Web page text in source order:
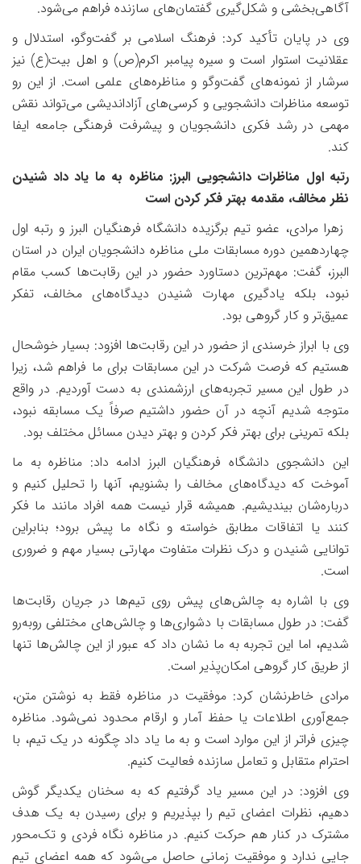
آگاهی‌بخشی و شکل‌گیری گفتمان‌های سازنده فراهم می‌شود.
وی در پایان تأکید کرد: فرهنگ اسلامی بر گفت‌وگو، استدلال و
عقلانیت استوار است و سیره پیامبر اکرم(ص) و اهل بیت(ع) نیز
سرشار از نمونه‌های گفت‌وگو و مناظره‌های علمی است. از این رو
توسعه مناظرات دانشجویی و کرسی‌های آزاداندیشی می‌تواند نقش
مهمی در رشد فکری دانشجویان و پیشرفت فرهنگی جامعه ایفا
کند.
رتبه اول مناظرات دانشجویی البرز: مناظره به ما یاد داد شنیدن
نظر مخالف، مقدمه بهتر فکر کردن است
زهرا مرادی، عضو تیم برگزیده دانشگاه فرهنگیان البرز و رتبه اول
چهاردهمین دوره مسابقات ملی مناظره دانشجویان ایران در استان
البرز، گفت: مهم‌ترین دستاورد حضور در این رقابت‌ها کسب مقام
نبود، بلکه یادگیری مهارت شنیدن دیدگاه‌های مخالف، تفکر
عمیق‌تر و کار گروهی بود.
وی با ابراز خرسندی از حضور در این رقابت‌ها افزود: بسیار خوشحال
هستیم که فرصت شرکت در این مسابقات برای ما فراهم شد، زیرا
در طول این مسیر تجربه‌های ارزشمندی به دست آوردیم. در واقع
متوجه شدیم آنچه در آن حضور داشتیم صرفاً یک مسابقه نبود،
بلکه تمرینی برای بهتر فکر کردن و بهتر دیدن مسائل مختلف بود.
این دانشجوی دانشگاه فرهنگیان البرز ادامه داد: مناظره به ما
آموخت که دیدگاه‌های مخالف را بشنویم، آنها را تحلیل کنیم و
درباره‌شان بیندیشیم. همیشه قرار نیست همه افراد مانند ما فکر
کنند یا اتفاقات مطابق خواسته و نگاه ما پیش برود؛ بنابراین
توانایی شنیدن و درک نظرات متفاوت مهارتی بسیار مهم و ضروری
است.
وی با اشاره به چالش‌های پیش روی تیم‌ها در جریان رقابت‌ها
گفت: در طول مسابقات با دشواری‌ها و چالش‌های مختلفی روبه‌رو
شدیم، اما این تجربه به ما نشان داد که عبور از این چالش‌ها تنها
از طریق کار گروهی امکان‌پذیر است.
مرادی خاطرنشان کرد: موفقیت در مناظره فقط به نوشتن متن،
جمع‌آوری اطلاعات یا حفظ آمار و ارقام محدود نمی‌شود. مناظره
چیزی فراتر از این موارد است و به ما یاد داد چگونه در یک تیم، با
احترام متقابل و تعامل سازنده فعالیت کنیم.
وی افزود: در این مسیر یاد گرفتیم که به سخنان یکدیگر گوش
دهیم، نظرات اعضای تیم را بپذیریم و برای رسیدن به یک هدف
مشترک در کنار هم حرکت کنیم. در مناظره نگاه فردی و تک‌محور
جایی ندارد و موفقیت زمانی حاصل می‌شود که همه اعضای تیم